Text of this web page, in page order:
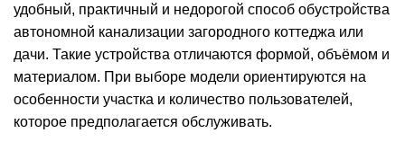
удобный, практичный и недорогой способ обустройства
автономной канализации загородного коттеджа или
дачи. Такие устройства отличаются формой, объёмом и
материалом. При выборе модели ориентируются на
особенности участка и количество пользователей,
которое предполагается обслуживать.